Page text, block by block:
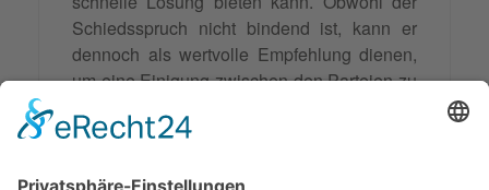
Schiedsspruch nicht bindend ist, kann er
dennoch als wertvolle Empfehlung dienen,
um eineEinigungzwischen den Parteien zu
Nachteile dieses Verfahrens zu